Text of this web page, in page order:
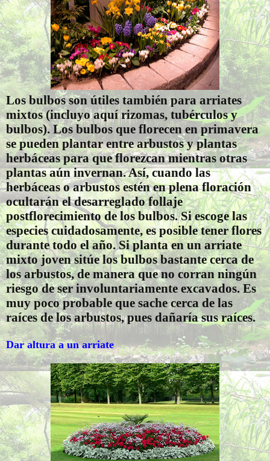
Los bulbos son útiles también para arriates
mixtos (incluyo aquí rizomas, tubérculos y
bulbos). Los bulbos que florecen en primavera
se pueden plantar entre arbustos y plantas
herbáceas para que florezcan mientras otras
plantas aún invernan. Así, cuando las
herbáceas o arbustos estén en plena floración
ocultarán el desarreglado follaje
postflorecimiento de los bulbos. Si escoge las
especies cuidadosamente, es posible tener flores
durante todo el año. Si planta en un arriate
mixto joven sitúe los bulbos bastante cerca de
los arbustos, de manera que no corran ningún
riesgo de ser involuntariamente excavados. Es
muy poco probable que sache cerca de las
raíces de los arbustos, pues dañaría sus raíces.
Dar altura a un arriate